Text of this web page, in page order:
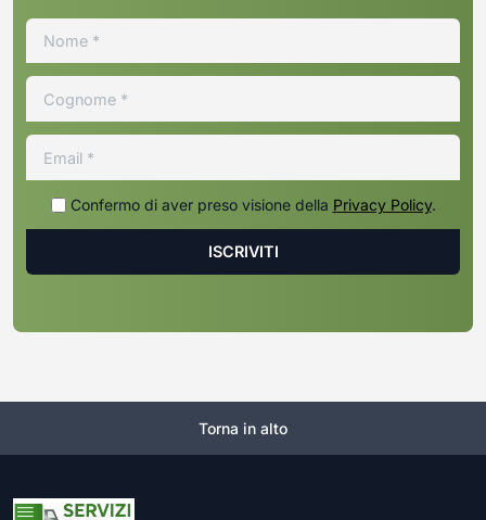
Confermo di aver preso visione della Privacy Policy.
Torna in alto